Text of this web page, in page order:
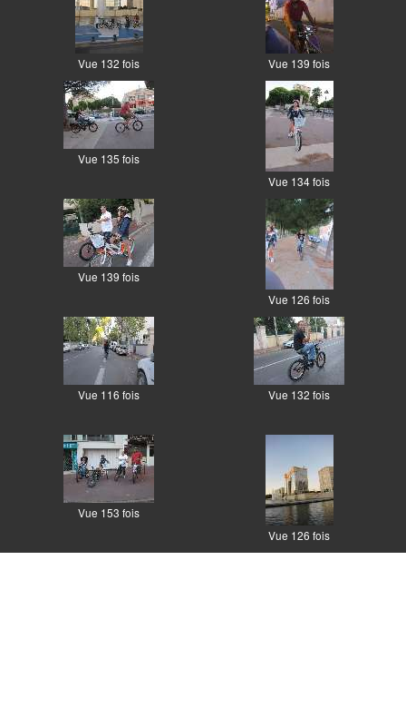
Vue 132 fois Vue 139 fois
Vue 135 fois
Vue 134 fois
Vue 139 fois
Vue 126 fois
Vue 116 fois Vue 132 fois
Vue 153 fois
Vue 126 fois